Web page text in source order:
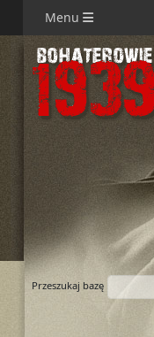
Menu
Przeszukaj bazę